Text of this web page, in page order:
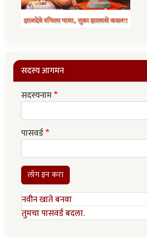
सदस्य आगमन
सदस्यनाम
पासवर्ड
लॉग इन करा
नवीन खाते बनवा
तुमचा पासवर्ड बदला.